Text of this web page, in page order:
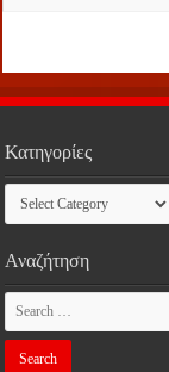
Κατηγορίες
Κατηγορίες
Αναζήτηση